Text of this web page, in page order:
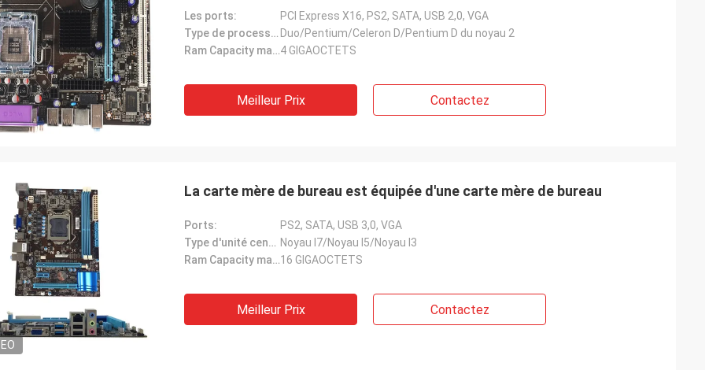
meilleur prix !
Les ports:
PCI Express X16, PS2, SATA, USB 2,0, VGA
Type de processeur: Duo/Pentium/Celeron D/Pentium D du noyau 2
Ram Capacity maximum:4 GIGAOCTETS
Meilleur Prix Contactez
La carte mère de bureau est équipée d'une carte mère de bureau
Ports:
PS2, SATA, USB 3,0, VGA
Type d'unité centrale de traitement: Noyau I7/Noyau I5/Noyau I3
Ram Capacity maximum:16 GIGAOCTETS
Meilleur Prix Contactez